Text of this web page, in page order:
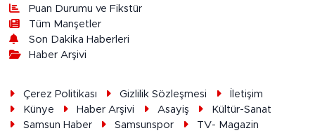
Puan Durumu ve Fikstür
Tüm Manşetler
Son Dakika Haberleri
Haber Arşivi
Çerez Politikası Gizlilik Sözleşmesi
İletişim
Künye
Haber Arşivi Asayiş
Kültür-Sanat
Samsun Haber
Samsunspor TV- Magazin